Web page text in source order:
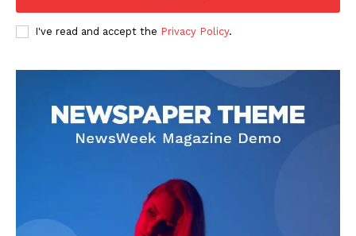
I've read and accept the Privacy Policy.